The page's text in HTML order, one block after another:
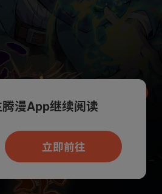
App阅读，可打开App新用
户7天免费看
漫App继续阅读
立即前往